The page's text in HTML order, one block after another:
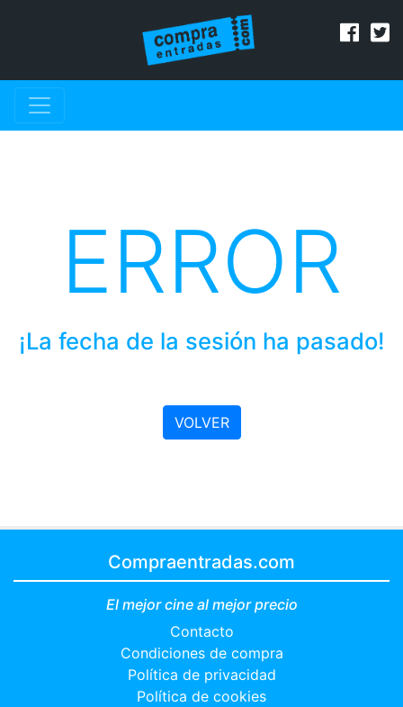
ERROR
¡La fecha de la sesión ha pasado!
VOLVER
Compraentradas.com
El mejor cine al mejor precio
Contacto
Condiciones de compra
Política de privacidad
Política de cookies